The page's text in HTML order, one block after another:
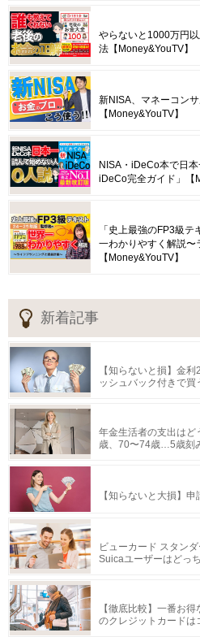
やらないと1000万円
法【Money&YouTV】
新NISA、マネーコン
【Money&YouTV】
NISA・iDeCo本で日
iDeCo完全ガイド」【
「史上最強のFP3級
一わかりやすく解説〜
【Money&YouTV】
新着記事
【知らないと損】金
ッシュバック付きで買
年金生活者の支出は
歳、70〜74歳…5歳刻
【知らないと大損】
ビューカード スタン
Suicaユーザーはどっ
【徹底比較】一番お
のクレジットカードは